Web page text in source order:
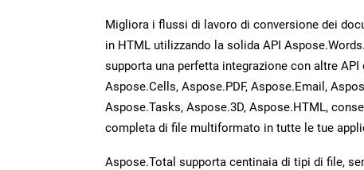
Migliora i flussi di lavoro di conversione dei
in HTML utilizzando la solida API
supporta una perfetta integrazione con altre
Aspose.Cells, Aspose.PDF, Aspose.Email,
Aspose.Tasks, Aspose.3D, Aspose.HTML,
completa di file multiformato in tutte le tue
Aspose.Total supporta centinaia di tipi di file,